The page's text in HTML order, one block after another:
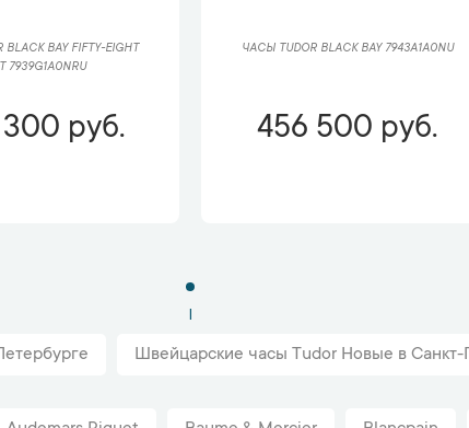
BAY FIFTY-EIGHT
7939G1A0NRU
руб.
ЧАСЫ TUDOR BLACK BAY 7943A1A0NU
456 500 руб.
1
Швейцарские часы Tudor Новые в Санкт-